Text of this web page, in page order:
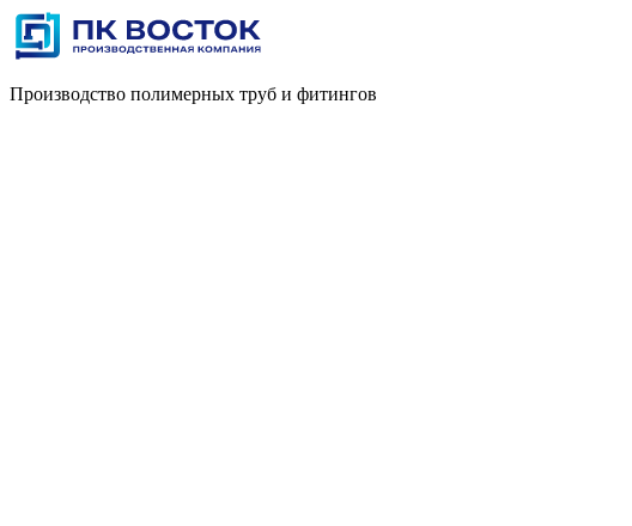
Производство полимерных труб и фитингов